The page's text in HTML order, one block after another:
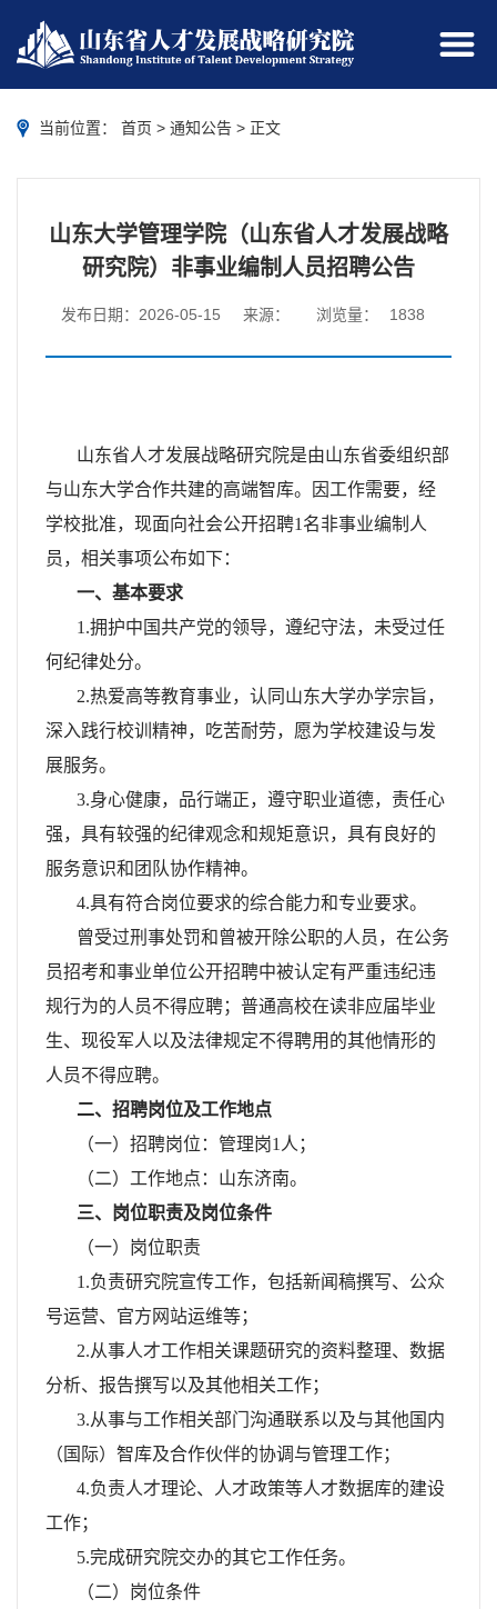
当前位置： 首页 > 通知公告 > 正文
山东大学管理学院（山东省人才发展战略
研究院）非事业编制人员招聘公告
发布日期：2026-05-15 来源： 浏览量： 1838
山东省人才发展战略研究院是由山东省委组织部
与山东大学合作共建的高端智库。因工作需要，经
学校批准，现面向社会公开招聘1名非事业编制人
员，相关事项公布如下：
一、基本要求
1.拥护中国共产党的领导，遵纪守法，未受过任
何纪律处分。
2.热爱高等教育事业，认同山东大学办学宗旨，
深入践行校训精神，吃苦耐劳，愿为学校建设与发
展服务。
3.身心健康，品行端正，遵守职业道德，责任心
强，具有较强的纪律观念和规矩意识，具有良好的
服务意识和团队协作精神。
4.具有符合岗位要求的综合能力和专业要求。
曾受过刑事处罚和曾被开除公职的人员，在公务
员招考和事业单位公开招聘中被认定有严重违纪违
规行为的人员不得应聘；普通高校在读非应届毕业
生、现役军人以及法律规定不得聘用的其他情形的
人员不得应聘。
二、招聘岗位及工作地点
（一）招聘岗位：管理岗1人；
（二）工作地点：山东济南。
三、岗位职责及岗位条件
（一）岗位职责
1.负责研究院宣传工作，包括新闻稿撰写、公众
号运营、官方网站运维等；
2.从事人才工作相关课题研究的资料整理、数据
分析、报告撰写以及其他相关工作；
3.从事与工作相关部门沟通联系以及与其他国内
（国际）智库及合作伙伴的协调与管理工作；
4.负责人才理论、人才政策等人才数据库的建设
工作；
5.完成研究院交办的其它工作任务。
（二）岗位条件